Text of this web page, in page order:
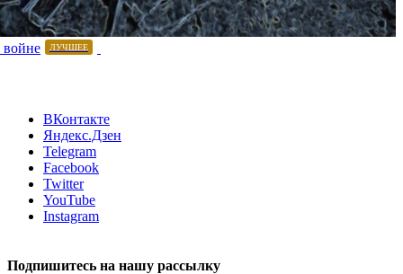
ЛУЧШЕЕ
ВКонтакте
Яндекс.Дзен
Telegram
Facebook
Twitter
YouTube
Instagram
Подпишитесь на нашу рассылку